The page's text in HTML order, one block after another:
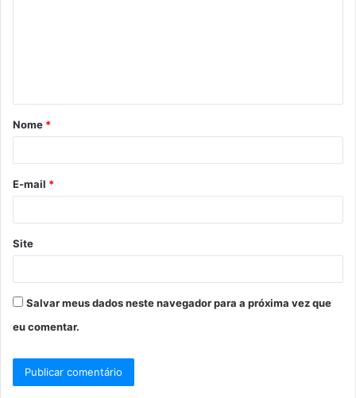
á
r
*
Nome *
E-mail *
Site
Salvar meus dados neste navegador para a próxima vez que
eu comentar.